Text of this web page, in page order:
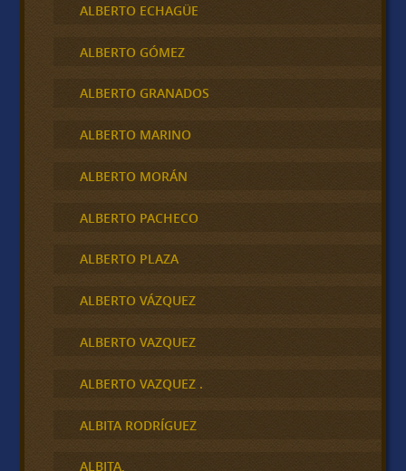
ALBERTO ECHAGÜE
ALBERTO GÓMEZ
ALBERTO GRANADOS
ALBERTO MARINO
ALBERTO MORÁN
ALBERTO PACHECO
ALBERTO PLAZA
ALBERTO VÁZQUEZ
ALBERTO VAZQUEZ
ALBERTO VAZQUEZ .
ALBITA RODRÍGUEZ
ALBITA,